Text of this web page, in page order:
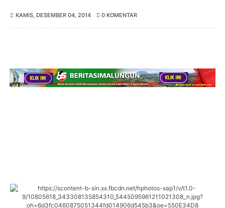
KAMIS, DESEMBER 04, 2014 0 KOMENTAR